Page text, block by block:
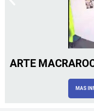
ARTE
MAS